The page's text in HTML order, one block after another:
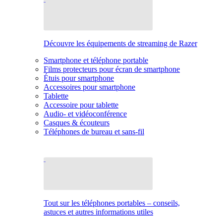
Découvre les équipements de streaming de Razer
Smartphone et téléphone portable
Films protecteurs pour écran de smartphone
Étuis pour smartphone
Accessoires pour smartphone
Tablette
Accessoire pour tablette
Audio- et vidéoconférence
Casques & écouteurs
Téléphones de bureau et sans-fil
Tout sur les téléphones portables – conseils,
astuces et autres informations utiles